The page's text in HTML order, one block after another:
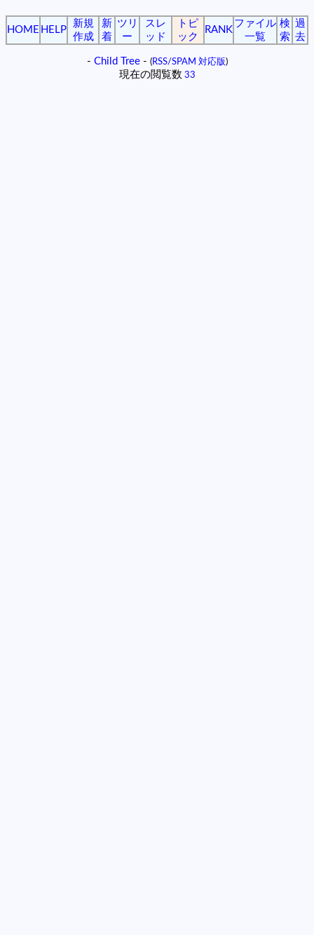
HOME HELP
新規
作成
新
着
ツリ
ー
スレ
ッド
トピ
ック
RANK
ファイル
一覧
検
索
過
去
- Child Tree- (RSS/SPAM 対応版)
現在の閲覧数 33